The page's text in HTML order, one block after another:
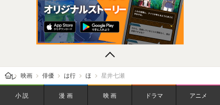
レビューン トップ
映画 俳優 は行 ほ 星井七瀬
小説 漫画 映画 ドラマ アニメ